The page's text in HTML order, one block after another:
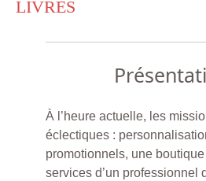
LIVRES
À l’heure actuelle, les
éclectiques :
promotionnels, une
services d’un professionnel